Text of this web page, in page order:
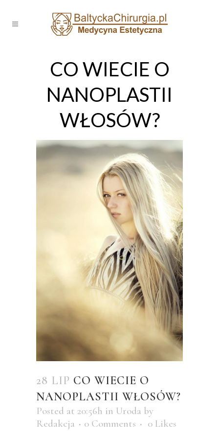
CO WIECIE O
NANOPLASTII
WŁOSÓW?
28 LIP CO WIECIE O
NANOPLASTII WŁOSÓW?
Posted at 20:56h in Uroda by
Redakcja
0 Comments 0 Likes